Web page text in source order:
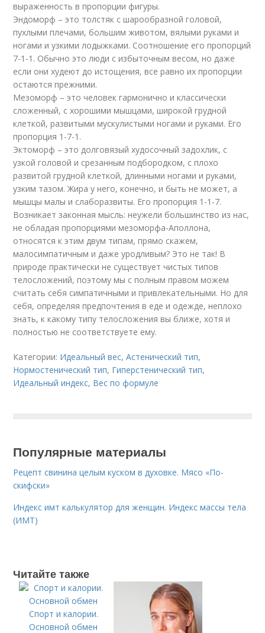
выраженность в пропорции фигуры.
Эндоморф – это толстяк с шарообразной головой,
пухлыми плечами, большим животом, вялыми руками и
ногами и узкими лодыжками. Соотношение его пропорций
7-1-1. Обычно это люди с избыточным весом, но даже
если они худеют до истощения, все равно их пропорции
остаются прежними.
Мезоморф – это человек гармонично и классически
сложенный, с хорошими мышцами, широкой грудной
клеткой, развитыми мускулистыми ногами и руками. Его
пропорция 1-7-1.
Эктоморф – это долговязый худосочный задохлик, с
узкой головой и срезанным подбородком, с плохо
развитой грудной клеткой, длинными ногами и руками,
узким тазом. Жира у него, конечно, и быть не может, а
мышцы малы и слаборазвиты. Его пропорция 1-1-7.
Возникает законная мысль: неужели большинство из нас,
не обладая пропорциями мезоморфа-Аполлона,
относятся к этим двум типам, прямо скажем,
малосимпатичным и даже уродливым? Это не так! В
природе практически не существует чистых типов
телосложений, поэтому мы с полным правом можем
считать себя симпатичными и привлекательными. Но для
себя, определяя предпочтения в еде и одежде, неплохо
знать, к какому типу телосложения вы ближе, хотя и
полностью не соответствуете ему.
Категории: Идеальный вес,Астенический тип,
Нормостенический тип, Гиперстенический тип,
Идеальный индекс, Вес по формуле
Популярные материалы
Рецепт свинина целым куском в духовке. Мясо «По-
скифски»
Индекс имт калькулятор для женщин. Индекс массы тела
(ИМТ)
Читайте также
Спорт и калории.
Основной обмен